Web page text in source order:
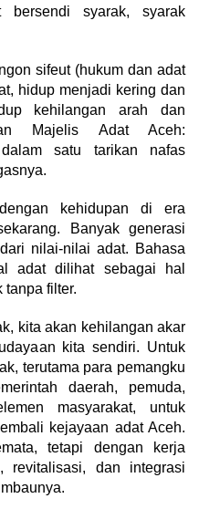
bersendi syarak, syarak
sifeut (hukum dan adat
hidup menjadi kering dan
kehilangan arah dan
Majelis Adat Aceh:
dalam satu tarikan nafas
kehidupan di era
Banyak generasi
nilai-nilai adat. Bahasa
adat dilihat sebagai hal
tanpa filter.
kita akan kehilangan akar
kita sendiri. Untuk
terutama para pemangku
daerah, pemuda,
masyarakat, untuk
kejayaan adat Aceh.
tetapi dengan kerja
revitalisasi, dan integrasi